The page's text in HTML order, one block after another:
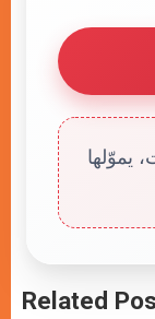
يموّلها
Related